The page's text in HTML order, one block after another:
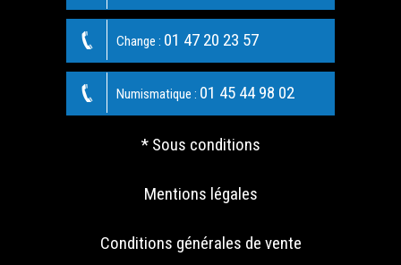
Change : 01 47 20 23 57
Numismatique : 01 45 44 98 02
* Sous conditions
Mentions légales
Conditions générales de vente